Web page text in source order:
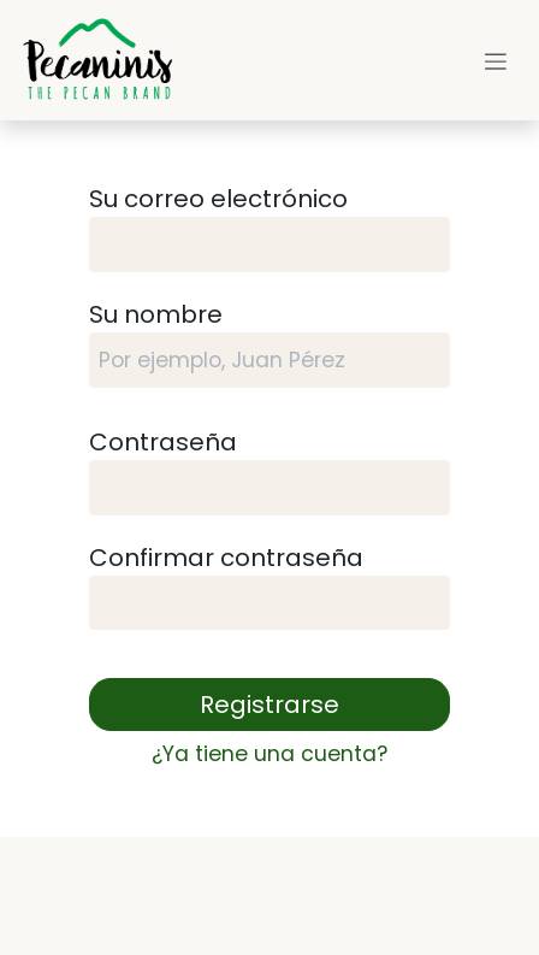
Ir al contenido
Su correo electrónico
Su nombre
Contraseña
Confirmar contraseña
Registrarse
¿Ya tiene una cuenta?